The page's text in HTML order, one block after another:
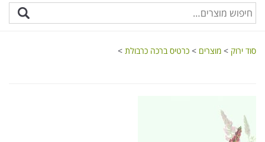
סוד ירוק > מוצרים > כרטיס ברכה כרבולת >